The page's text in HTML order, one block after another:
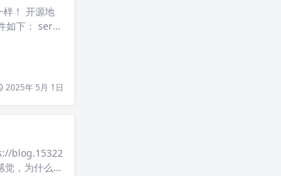
样！ 开源地
如下： servi
2025年 5月 1日
blog.15322
，为什么不